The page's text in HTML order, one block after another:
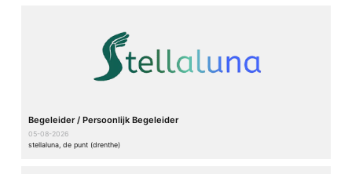
Begeleider / Persoonlijk Begeleider
05-08-2026
stellaluna, de punt (drenthe)